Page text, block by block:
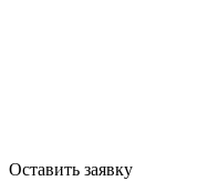
Оставить заявку